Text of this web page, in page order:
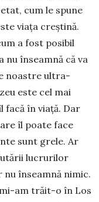
cum le spune
viața creștină.
a fost posibil
înseamnă că va
noastre ultra-
este cel mai
facă în viață. Dar
îl poate face
sunt grele. Ar
lucrurilor
nu înseamnă nimic.
am trăit-o în Los